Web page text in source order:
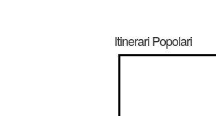
Itinerari Popolari